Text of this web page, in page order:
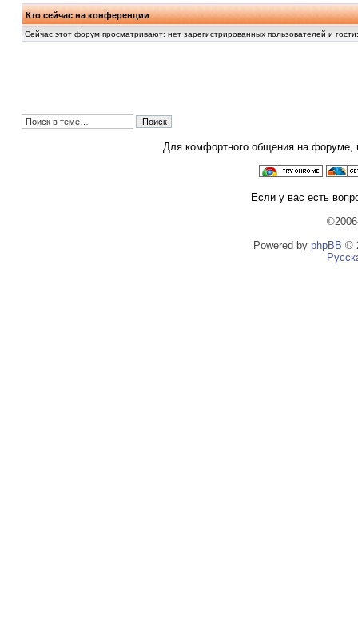
Кто сейчас на конференции
Сейчас этот форум просматривают: нет зарегистрированных пользователей и
Для комфортного общения на форуме,
Если у вас есть
Powered by phpBB ©